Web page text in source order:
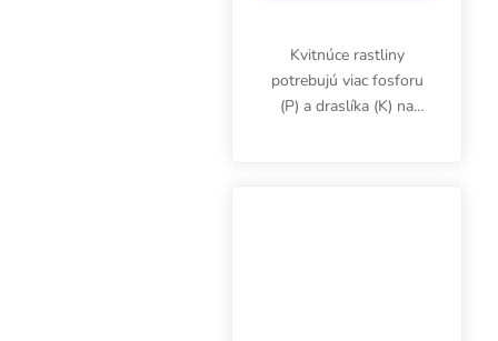
Kvitnúce rastliny
potrebujú viac fosforu
(P) a draslíka (K) na